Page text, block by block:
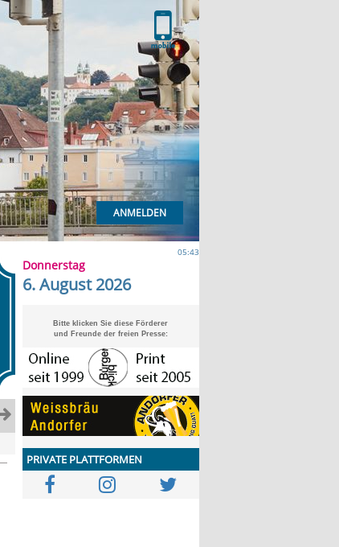
ANMELDEN
05:43
Donnerstag
6. August 2026
Bitte klicken Sie diese Förderer
und Freunde der freien Presse:
PRIVATE PLATTFORMEN